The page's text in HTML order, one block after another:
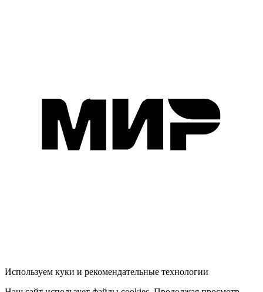
Используем куки и рекомендательные технологии